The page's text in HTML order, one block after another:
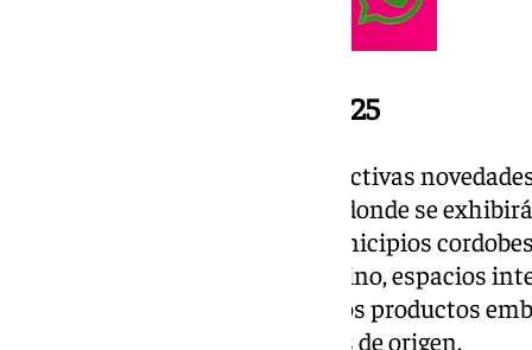
Novedades de la edición 2025
Este año, la feria incorpora atractivas
dedicada a los ayuntamientos, donde se
tradiciones y folclore de los municipios
Túnel del Aceite y el Túnel del Vino, espacios
visitantes conocer de cerca estos productos
protegidos por denominaciones de origen.